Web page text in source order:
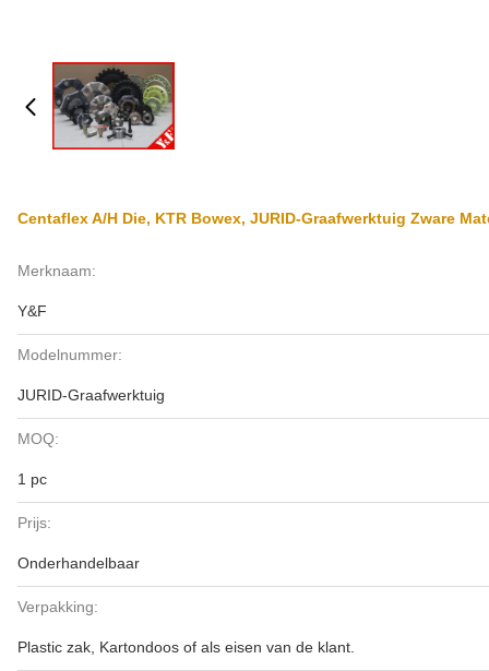
Centaflex A/H Die, KTR Bowex, JURID-Graafwerktuig Zware
Merknaam:
Y&F
Modelnummer:
JURID-Graafwerktuig
MOQ:
1 pc
Prijs:
Onderhandelbaar
Verpakking:
Plastic zak, Kartondoos of als eisen van de klant.